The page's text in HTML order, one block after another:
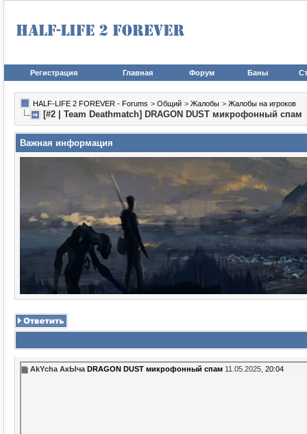
Регистрация Главная Форум Баны
HALF-LIFE 2 FOREVER - Forums > Общий > Жалобы > Жалобы на игроков
[#2 | Team Deathmatch] DRAGON DUST микрофонный спам
Важная информация
AkYcha АкЫча DRAGON DUST микрофонный спам 11.05.2025, 20:04